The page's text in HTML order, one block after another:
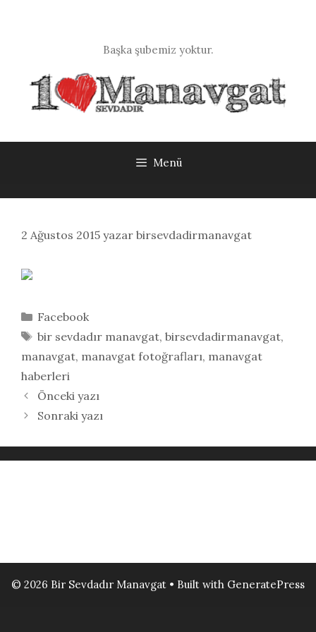
Başka şubemiz yoktur.
Menü
2 Ağustos 2015 yazar birsevdadirmanavgat
Kategoriler
Facebook
Etiketler
bir sevdadır manavgat, birsevdadirmanavgat,
manavgat, manavgat fotoğrafları, manavgat
haberleri
Önceki yazı
Sonraki yazı
© 2026 Bir Sevdadır Manavgat • Built with GeneratePress